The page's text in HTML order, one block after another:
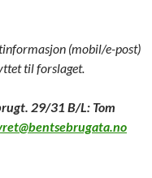
(mobil/e-post)
til forslaget.
29/31 B/L: Tom